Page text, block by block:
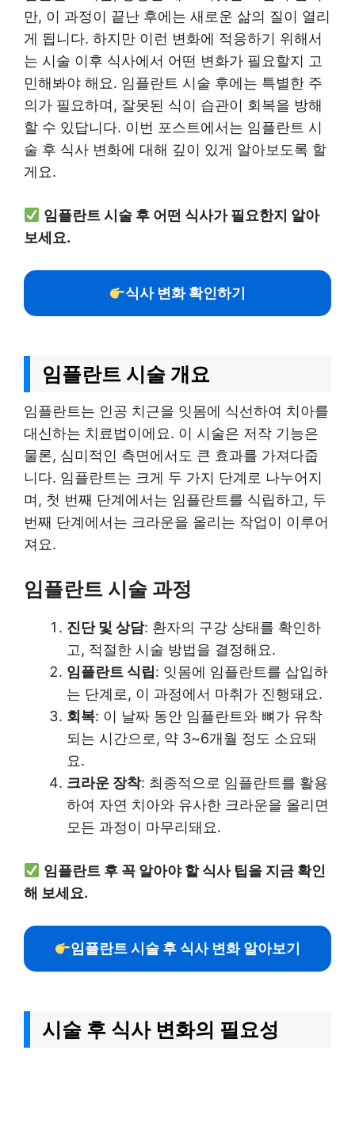
만, 이 과정이 끝난 후에는 새로운 삶의 질이 열리
게 됩니다. 하지만 이런 변화에 적응하기 위해서
는 시술 이후 식사에서 어떤 변화가 필요할지 고
민해봐야 해요. 임플란트 시술 후에는 특별한 주
의가 필요하며, 잘못된 식이 습관이 회복을 방해
할 수 있답니다. 이번 포스트에서는 임플란트 시
술 후 식사 변화에 대해 깊이 있게 알아보도록 할
게요.
임플란트 시술 후 어떤 식사가 필요한지 알아
보세요.
식사 변화 확인하기
임플란트 시술 개요
임플란트는 인공 치근을 잇몸에 식선하여 치아를
대신하는 치료법이에요. 이 시술은 저작 기능은
물론, 심미적인 측면에서도 큰 효과를 가져다줍
니다. 임플란트는 크게 두 가지 단계로 나누어지
며, 첫 번째 단계에서는 임플란트를 식립하고, 두
번째 단계에서는 크라운을 올리는 작업이 이루어
져요.
임플란트 시술 과정
진단 및 상담: 환자의 구강 상태를 확인하
고, 적절한 시술 방법을 결정해요.
임플란트 식립: 잇몸에 임플란트를 삽입하
는 단계로, 이 과정에서 마취가 진행돼요.
회복: 이 날짜 동안 임플란트와 뼈가 유착
되는 시간으로, 약 3~6개월 정도 소요돼
요.
크라운 장착: 최종적으로 임플란트를 활용
하여 자연 치아와 유사한 크라운을 올리면
모든 과정이 마무리돼요.
임플란트 후 꼭 알아야 할 식사 팁을 지금 확인
해 보세요.
임플란트 시술 후 식사 변화 알아보기
시술 후 식사 변화의 필요성